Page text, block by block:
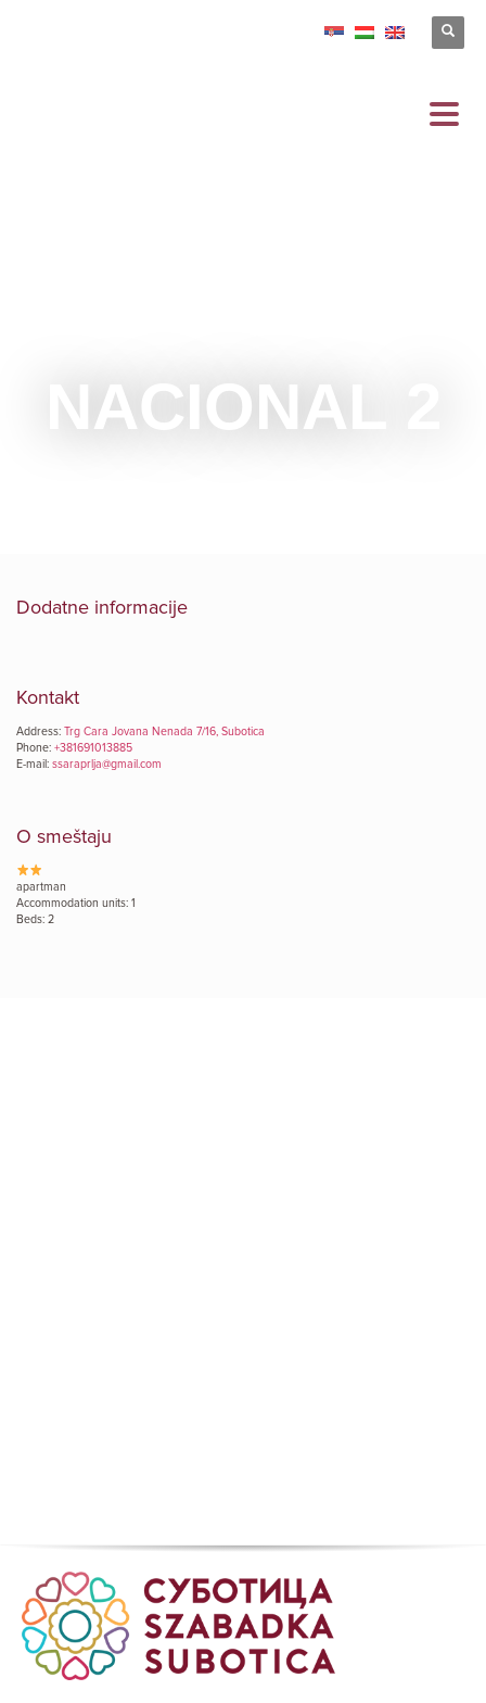
NACIONAL 2
Dodatne informacije
Kontakt
Address: Trg Cara Jovana Nenada 7/16, Subotica
Phone: +381691013885
E-mail: ssaraprlja@gmail.com
O smeštaju
apartman
Accommodation units: 1
Beds: 2